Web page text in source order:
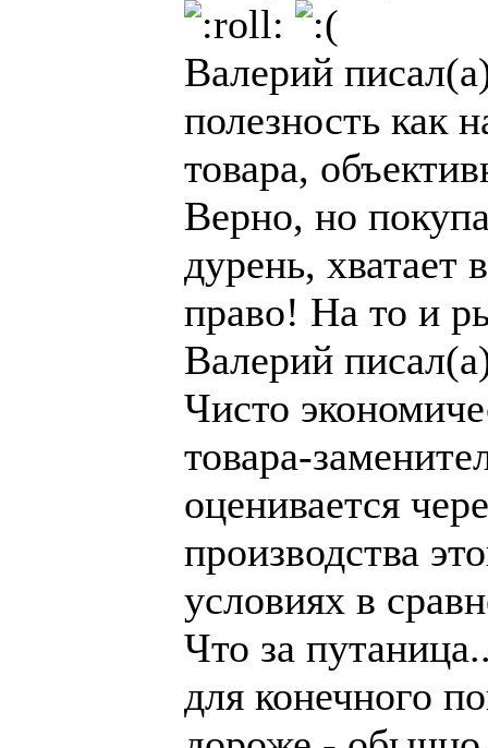
Валерий
полезность как
товара,
Верно, но
дурень, хватает
право! На то и
Валерий
Чисто
товара-
оценивается
производства
условиях в
Что за
для конечного